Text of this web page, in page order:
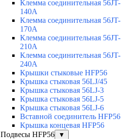
Клемма соединительная 56JT-
140A
Клемма соединительная 56JT-
170A
Клемма соединительная 56JT-
210A
Клемма соединительная 56JT-
240A
Крышки стыковые HFP56
Крышка стыковая 56LJ/45
Крышка стыковая 56LJ-3
Крышка стыковая 56LJ-5
Крышка стыковая 56LJ-6
Вставной соединитель HFP56
Крышка концевая HFP56
Подвесы HFP56
▼